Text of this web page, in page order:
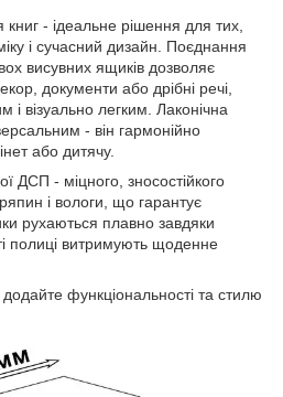
- ідеальне рішення для тих,
і сучасний дизайн. Поєднання
висувних ящиків дозволяє
документи або дрібні речі,
і візуально легким. Лаконічна
- він гармонійно
або дитячу.
ДСП - міцного, зносостійкого
і вологи, що гарантує
рухаються плавно завдяки
полиці витримують щоденне
функціональності та стилю